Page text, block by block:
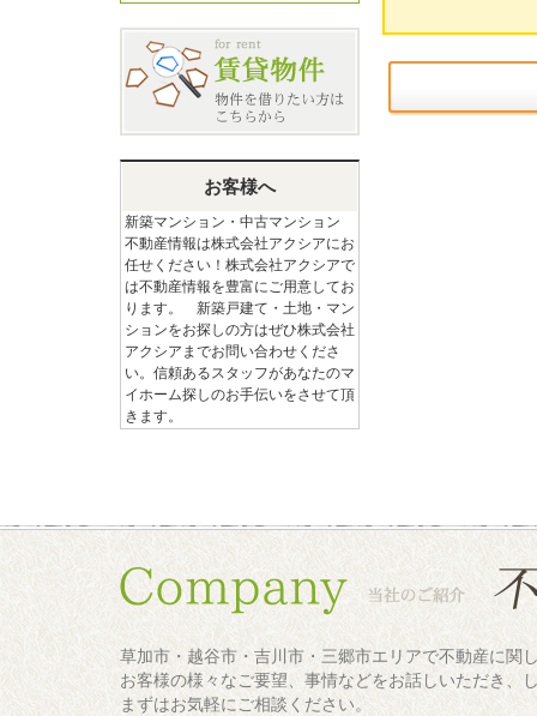
お客様へ
新築マンション・中古マンション
不動産情報は株式会社アクシアにお
任せください！株式会社アクシアで
は不動産情報を豊富にご用意してお
ります。 新築戸建て・土地・マン
ションをお探しの方はぜひ株式会社
アクシアまでお問い合わせくださ
い。信頼あるスタッフがあなたのマ
イホーム探しのお手伝いをさせて頂
きます。
草加市・越谷市・吉川市・三郷市エリアで不動産に関
お客様の様々なご要望、事情などをお話しいただき、
まずはお気軽にご相談ください。